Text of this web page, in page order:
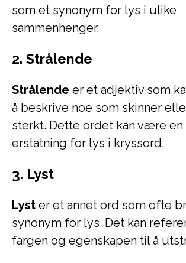
som et synonym for lys i ulike
sammenhenger.
2. Strålende
Strålende er et adjektiv som
å beskrive noe som skinner
sterkt. Dette ordet kan være en
erstatning for lys i kryssord.
3. Lyst
Lyst er et annet ord som ofte
synonym for lys. Det kan
fargen og egenskapen til å